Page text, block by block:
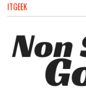
ITGEEK